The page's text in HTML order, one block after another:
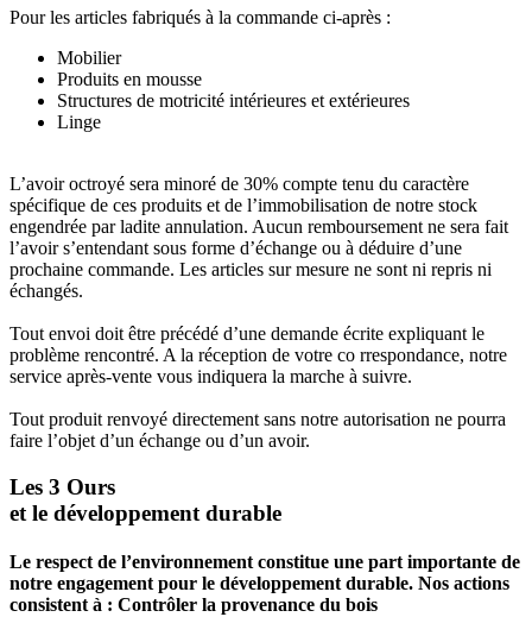
Pour les articles fabriqués à la commande ci-après :
Mobilier
Produits en mousse
Structures de motricité intérieures et extérieures
Linge
L’avoir octroyé sera minoré de 30% compte tenu du caractère
spécifique de ces produits et de l’immobilisation de notre stock
engendrée par ladite annulation. Aucun remboursement ne sera fait
l’avoir s’entendant sous forme d’échange ou à déduire d’une
prochaine commande. Les articles sur mesure ne sont ni repris ni
échangés.
Tout envoi doit être précédé d’une demande écrite expliquant le
problème rencontré. A la réception de votre co rrespondance, notre
service après-vente vous indiquera la marche à suivre.
Tout produit renvoyé directement sans notre autorisation ne pourra
faire l’objet d’un échange ou d’un avoir.
Les 3 Ours
et le développement durable
Le respect de l’environnement constitue une part importante de
notre engagement pour le développement durable. Nos actions
consistent à : Contrôler la provenance du bois